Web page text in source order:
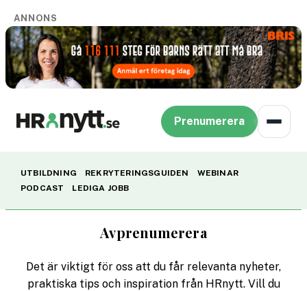
ANNONS
Prenumerera
UTBILDNING REKRYTERINGSGUIDEN
WEBINAR
PODCAST
LEDIGA JOBB
Avprenumerera
Det är viktigt för oss att du får relevanta nyheter,
praktiska tips och inspiration från HRnytt. Vill du